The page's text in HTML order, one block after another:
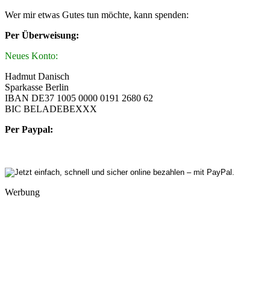
Wer mir etwas Gutes tun möchte, kann spenden:
Per Überweisung:
Neues Konto:
Hadmut Danisch
Sparkasse Berlin
IBAN DE37 1005 0000 0191 2680 62
BIC BELADEBEXXX
Per Paypal:
Werbung